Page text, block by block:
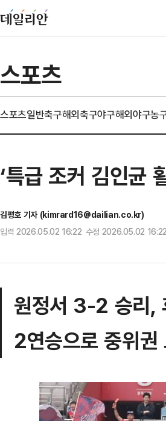
스포츠
스포츠일반축구해외축구야구해외야구농
‘특급 조커 김인균
김평호 기자 (kimrard16@dailian.co.kr)
입력 2026.05.02 16:22 수정 2026.05.02 16:22
원정서 3-2 승리,
2연승으로 중위